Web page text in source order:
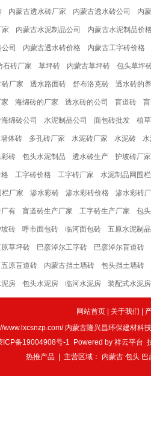
内蒙古透水砖厂家 内蒙古透水砖公司 内
家 内蒙古水泥制品公司 内蒙古水泥制品价
司 内蒙古透水砖价格 内蒙古工字砖价格
石砖厂家 草坪砖 内蒙古草坪砖 包头草坪
厂家 透水路面砖 舒布洛克砖 透水砖的
海绵砖的厂家 透水砖的公司 盲道砖
绵砖公司 水泥制品公司 面包砖批发 植
墙体砖 多孔砖厂家 水泥砖厂家 水泥砖
砖 包头水泥制品 透水砖生产 护坡砖厂家
工字砖价格 工字砖厂家 水泥制品网围
厂家 渗水彩砖 渗水彩砖价格 渗水彩砖
厂有 盲道砖生产厂家 工字砖生产厂家 包
砖 呼市面包砖 临河面包砖 五原水泥制品
草坪砖 巴彦淖尔工字砖 巴彦淖尔盲道砖
五原盲道砖 内蒙古挡土墙砖 包头挡土墙砖
泥房 包头水泥房 临河水泥房 装配式水泥房
网站首页| 关于我们
内蒙古隆兴昌环保建材科
ICP备19004908号-1 Powered by 祥云平台
热推产品| 主营区域： 内蒙古 包头 巴